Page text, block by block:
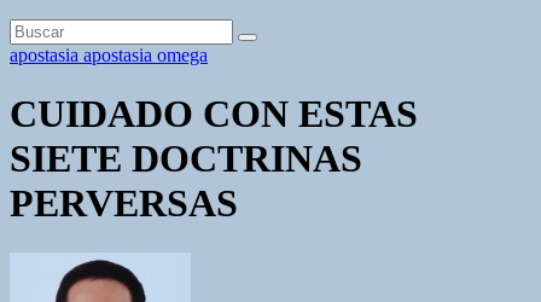
apostasia apostasia omega
CUIDADO CON ESTAS
SIETE DOCTRINAS
PERVERSAS